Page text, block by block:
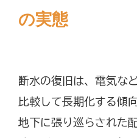
の実態
断水の復旧は、電気な
比較して長期化する傾
地下に張り巡らされた